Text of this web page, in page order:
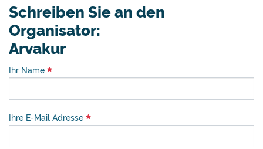
Schreiben Sie an den
Organisator:
Arvakur
Ihr Name
Ihre E-Mail Adresse